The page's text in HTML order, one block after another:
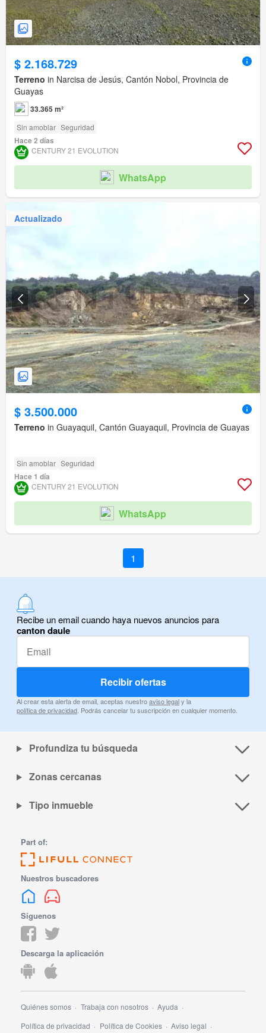
$ 2.168.729
Terreno in Narcisa de Jesús, Cantón Nobol, Provincia de
Guayas
33.365 m²
Sin amoblar Seguridad
Hace 2 días
CENTURY 21 EVOLUTION
WhatsApp
Actualizado
$ 3.500.000
Terreno in Guayaquil, Cantón Guayaquil, Provincia de Guayas
Sin amoblar Seguridad
Hace 1 día
CENTURY 21 EVOLUTION
WhatsApp
1
Recibe un email cuando haya nuevos anuncios para
canton daule
Recibir ofertas
Al crear esta alerta de email, aceptas nuestroaviso legaly la
política de privacidad. Podrás cancelar tu suscripción en cualquier momento.
Profundiza tu búsqueda
Zonas cercanas
Tipo inmueble
Part of:
Nuestros buscadores
Síguenos
Descarga la aplicación
Quiénes somos Trabaja con nosotros
Ayuda
Política de privacidad
Política de Cookies Aviso legal